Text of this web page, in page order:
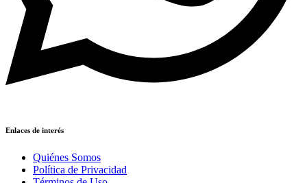
Enlaces de interés
Quiénes Somos
Política de Privacidad